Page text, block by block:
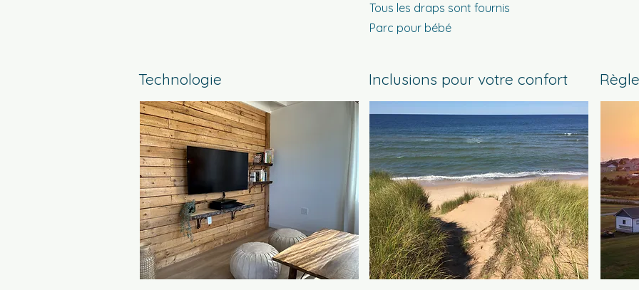
Tous les draps sont fournis
Parc pour bébé
Technologie Inclusions pour votre confort